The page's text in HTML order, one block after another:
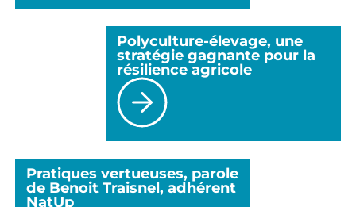
Polyculture-élevage, une
stratégie gagnante pour la
résilience agricole
Pratiques vertueuses, parole
de Benoit Traisnel, adhérent
NatUp